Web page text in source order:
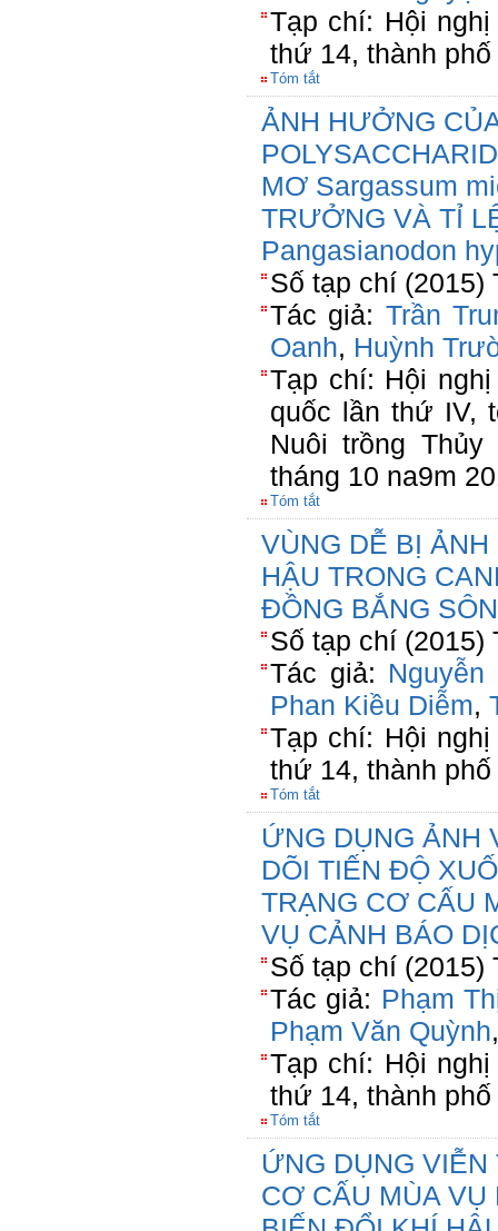
Tạp chí: Hội
thứ 14, thành
Tóm tắt
ẢNH HƯỞNG
MƠ Sargassum
TRƯỞNG VÀ TỈ
Pangasianodon
Số tạp chí (2015)
Tác giả: Trần
Oanh, Huỳnh
Tạp chí: Hội
quốc lần thứ IV,
Nuôi trồng
tháng 10 na9m
Tóm tắt
VÙNG DỄ BỊ
HẬU TRONG
ĐỒNG BẮNG
Số tạp chí (2015)
Tác giả:
Phan Kiều Diễm,
Tạp chí: Hội
thứ 14, thành
Tóm tắt
ỨNG DỤNG ẢNH
DÕI TIẾN ĐỘ
TRẠNG CƠ CẤU
VỤ CẢNH BÁO
Số tạp chí (2015)
Tác giả: Phạm
Phạm Văn Quỳnh
Tạp chí: Hội
thứ 14, thành
Tóm tắt
ỨNG DỤNG VIỄN
CƠ CẤU MÙA